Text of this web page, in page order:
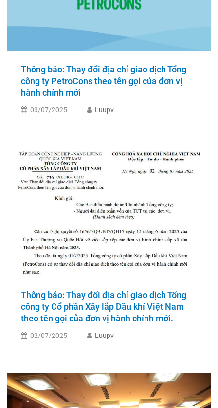
Thông báo: Thay đổi địa chỉ giao dịch Tổng
công ty PetroCons theo tên gọi của đơn vị
hành chính mới
03/07/2025 Luupv
Thông báo: Thay đổi địa chỉ giao dịch Tổng
công ty Cổ phần Xây lắp Dầu khí Việt Nam
theo tên gọi của đơn vị hành chính mới.
02/07/2025 Luupv